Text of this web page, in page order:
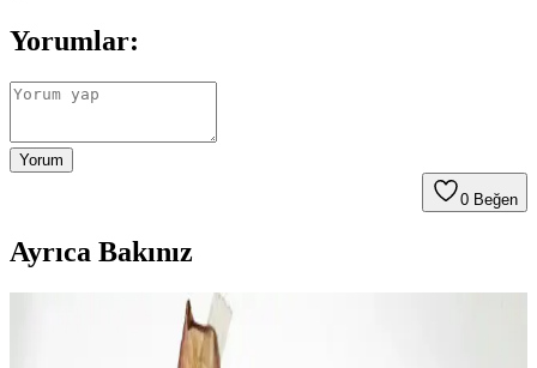
Yorumlar:
Yorum
0 Beğen
Ayrıca Bakınız
2025'te Migros Modem ve İnternet Çözümleriyle
Hızlı Bağlantının Sırrı